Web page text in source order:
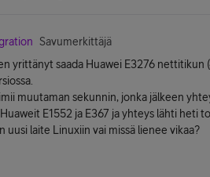
Savumerkittäjä
yrittänyt saada Huawei E3276 nettitikun
muutaman sekunnin, jonka jälkeen
E1552 ja E367 ja yhteys lähti heti
uusi laite Linuxiin vai missä lienee vikaa?